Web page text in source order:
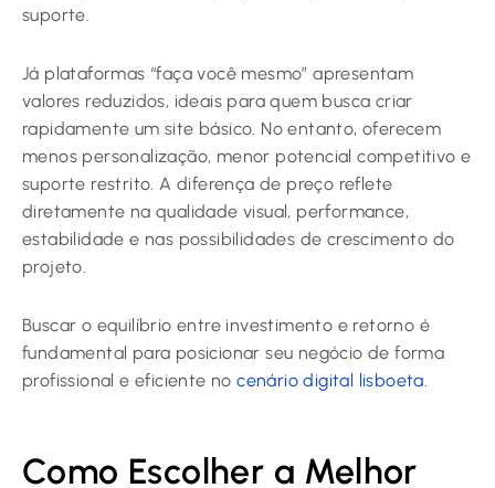
suporte.
Já plataformas “faça você mesmo” apresentam
valores reduzidos, ideais para quem busca criar
rapidamente um site básico. No entanto, oferecem
menos personalização, menor potencial competitivo e
suporte restrito. A diferença de preço reflete
diretamente na qualidade visual, performance,
estabilidade e nas possibilidades de crescimento do
projeto.
Buscar o equilíbrio entre investimento e retorno é
fundamental para posicionar seu negócio de forma
profissional e eficiente nocenário digital lisboeta.
Como Escolher a Melhor